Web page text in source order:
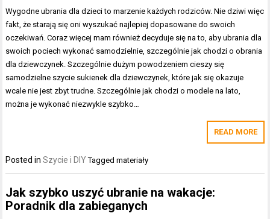
Wygodne ubrania dla dzieci to marzenie każdych rodziców. Nie dziwi więc
fakt, że starają się oni wyszukać najlepiej dopasowane do swoich
oczekiwań. Coraz więcej mam również decyduje się na to, aby ubrania dla
swoich pociech wykonać samodzielnie, szczególnie jak chodzi o obrania
dla dziewczynek. Szczególnie dużym powodzeniem cieszy się
samodzielne szycie sukienek dla dziewczynek, które jak się okazuje
wcale nie jest zbyt trudne. Szczególnie jak chodzi o modele na lato,
można je wykonać niezwykle szybko…
READ MORE
Posted inSzycie i DIY Taggedmateriały
Jak szybko uszyć ubranie na wakacje:
Poradnik dla zabieganych